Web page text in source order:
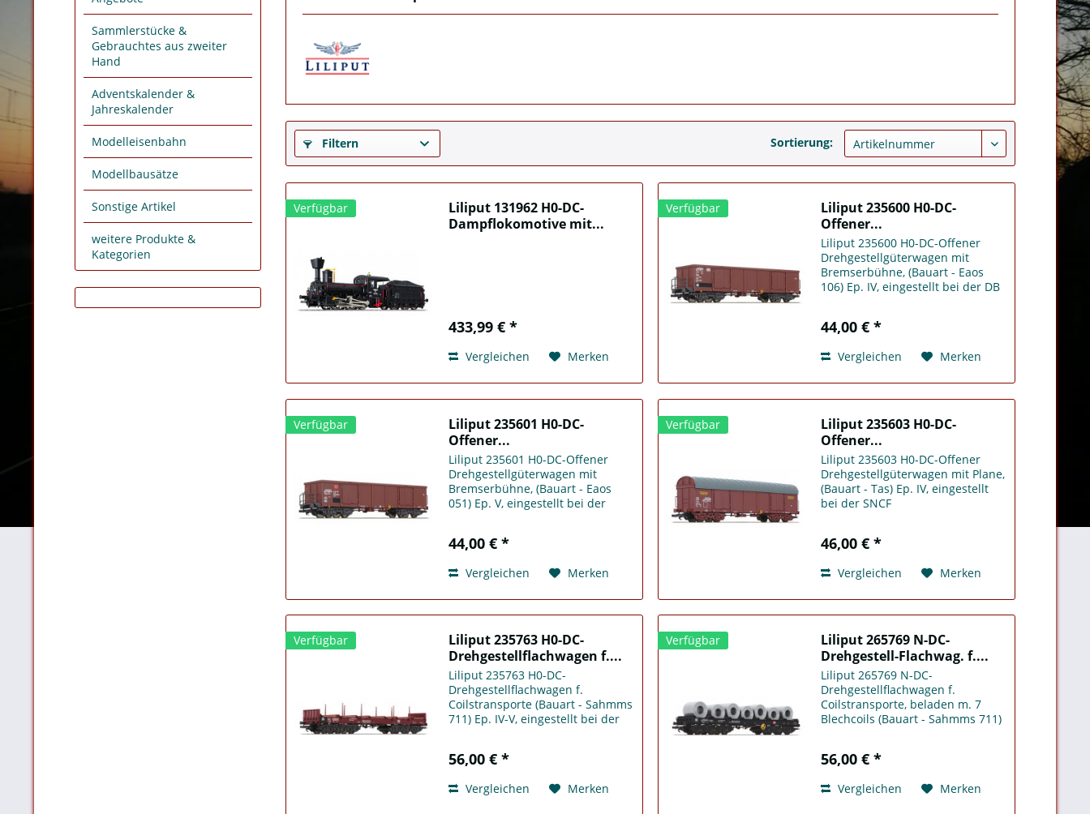
Sammlerstücke &
Gebrauchtes aus zweiter
Hand
Adventskalender &
Jahreskalender
Modelleisenbahn
Modellbausätze
Sonstige Artikel
weitere Produkte &
Kategorien
Filtern Sortierung:
Verfügbar
Liliput 131962 H0-DC-
Dampflokomotive mit...
433,99 € *
Vergleichen Merken
Verfügbar
Liliput 235600 H0-DC-
Offener...
Liliput 235600 H0-DC-Offener
Drehgestellgüterwagen mit
Bremserbühne, (Bauart - Eaos
106) Ep. IV, eingestellt bei der DB
44,00 € *
Vergleichen Merken
Verfügbar
Liliput 235601 H0-DC-
Offener...
Liliput 235601 H0-DC-Offener
Drehgestellgüterwagen mit
Bremserbühne, (Bauart - Eaos
051) Ep. V, eingestellt bei der
44,00 € *
Vergleichen Merken
Verfügbar
Liliput 235603 H0-DC-
Offener...
Liliput 235603 H0-DC-Offener
Drehgestellgüterwagen mit Plane,
(Bauart - Tas) Ep. IV, eingestellt
bei der SNCF
46,00 € *
Vergleichen Merken
Verfügbar
Liliput 235763 H0-DC-
Drehgestellflachwagen f....
Liliput 235763 H0-DC-
Drehgestellflachwagen f.
Coilstransporte (Bauart - Sahmms
711) Ep. IV-V, eingestellt bei der
56,00 € *
Vergleichen Merken
Verfügbar
Liliput 265769 N-DC-
Drehgestell-Flachwag. f....
Liliput 265769 N-DC-
Drehgestellflachwagen f.
Coilstransporte, beladen m. 7
Blechcoils (Bauart - Sahmms 711)
56,00 € *
Vergleichen Merken